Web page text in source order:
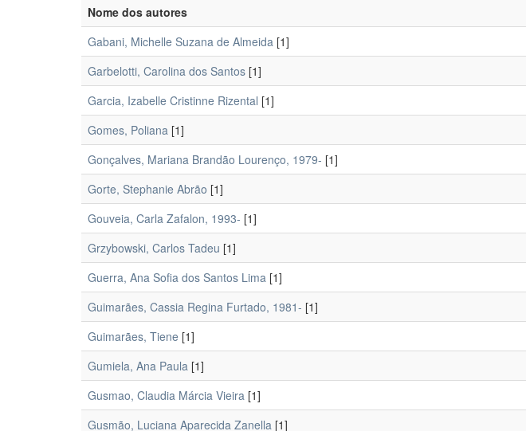
Nome dos autores
Gabani, Michelle Suzana de Almeida [1]
Garbelotti, Carolina dos Santos [1]
Garcia, Izabelle Cristinne Rizental [1]
Gomes, Poliana [1]
Gonçalves, Mariana Brandão Lourenço, 1979- [1]
Gorte, Stephanie Abrão [1]
Gouveia, Carla Zafalon, 1993- [1]
Grzybowski, Carlos Tadeu [1]
Guerra, Ana Sofia dos Santos Lima [1]
Guimarães, Cassia Regina Furtado, 1981- [1]
Guimarães, Tiene [1]
Gumiela, Ana Paula [1]
Gusmao, Claudia Márcia Vieira [1]
Gusmão, Luciana Aparecida Zanella [1]